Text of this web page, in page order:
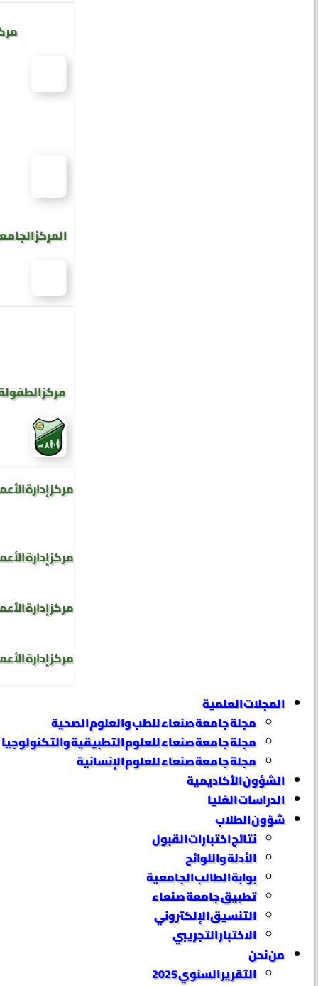
المركز
مركز
مركز إدارة
مركز إدارة
مركز إدارة
مركز إدارة
المجلات العلمية
مجلة جامعة صنعاء للطب والعلوم الصحية
مجلة جامعة صنعاء للعلوم التطبيقية والتكنولوجيا
مجلة جامعة صنعاء للعلوم الإنسانية
الشؤون الأكاديمية
الدراسات العُليا
شؤون الطلاب
نتائج اختبارات القبول
الأدلة واللوائح
بوابة الطالب الجامعية
تطبيق جامعة صنعاء
التنسيق الإلكتروني
الاختبار التجريبي
من نحن
التقرير السنوي 2025